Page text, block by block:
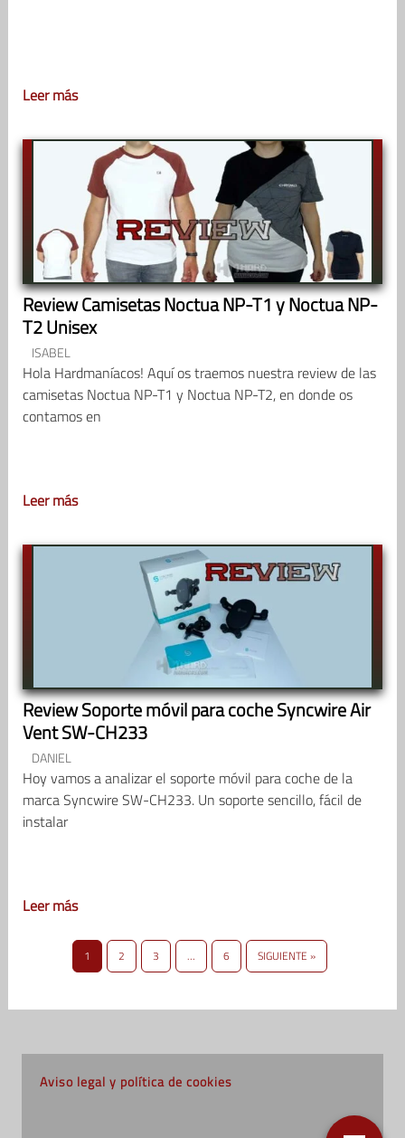
Leer más
Review Camisetas Noctua NP-T1 y Noctua NP-
T2 Unisex
ISABEL
Hola Hardmaníacos! Aquí os traemos nuestra review de las
camisetas Noctua NP-T1 y Noctua NP-T2, en donde os
contamos en
Leer más
Review Soporte móvil para coche Syncwire Air
Vent SW-CH233
DANIEL
Hoy vamos a analizar el soporte móvil para coche de la
marca Syncwire SW-CH233. Un soporte sencillo, fácil de
instalar
Leer más
1 2 3 … 6 SIGUIENTE »
Aviso legal y política de cookies